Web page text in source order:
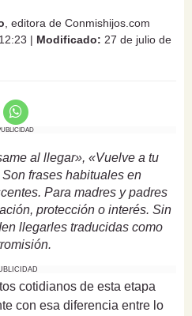
, editora de Conmishijos.com
| Modificado: 27 de julio de
al llegar», «Vuelve a tu
frases habituales en
Para madres y padres
protección o interés. Sin
llegarles traducidas como
cotidianos de esta etapa
con esa diferencia entre lo